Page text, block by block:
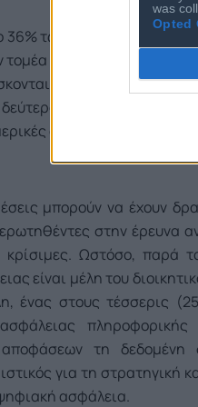
was
Opted
36% των CISOs δηλώνουν
της πληροφορικής,
αντιμέτωποι με
πιο πιθανός λόγος
φορές μέρος των
μπορούν να έχουν
στην έρευνα
Ωστόσο, παρά
είναι μέλη του
ένας στους τέσσερις
αποφάσεων τη
για τη στρατηγική
ασφάλεια.